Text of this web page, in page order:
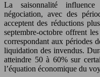
La saisonnalité
négociation, avec des
acceptent des réductions
septembre-octobre offrent
correspondant aux périodes
liquidation des invendus.
atteindre 50 à 60% sur
l’équation économique du